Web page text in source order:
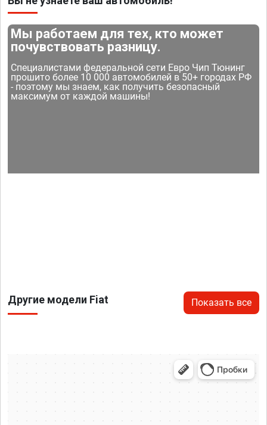
Мы работаем для тех, кто может
почувствовать разницу.
Специалистами федеральной сети Евро Чип Тюнинг
прошито более 10 000 автомобилей в 50+ городах РФ
- поэтому мы знаем, как получить безопасный
максимум от каждой машины!
Другие модели Fiat Показать все